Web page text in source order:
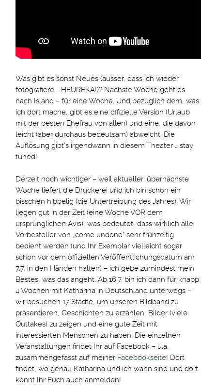
Was gibt es sonst Neues (ausser, dass ich wieder
fotografiere … HEUREKA!)? Nächste Woche geht es
nach Island – für eine Woche. Und bezüglich dem, was
ich dort mache, gibt es eine offizielle Version (Urlaub
mit der besten Ehefrau von allen) und eine, die davon
leicht (aber durchaus bedeutsam) abweicht. Die
Auflösung gibt’s irgendwann in diesem Theater … stay
tuned!
Derzeit noch wichtiger – weil aktueller: übernächste
Woche liefert die Druckerei und ich bin schon ein
bisschen hibbelig (die Untertreibung des Jahres). Wir
liegen gut in der Zeit (eine Woche VOR dem
ursprünglichen Avis), was bedeutet, dass wirklich alle
Vorbesteller von „come undone“ sehr frühzeitig
bedient werden (und Ihr Exemplar vielleicht sogar
schon vor dem offiziellen Veröffentlichungsdatum am
7.7. in den Händen halten) – ich gebe zumindest mein
Bestes, was das angeht. Ab 16.7. bin ich dann für knapp
4 Wochen mit Katharina in Deutschland unterwegs –
wir besuchen 17 Städte, um unseren Bildband zu
präsentieren, Geschichten zu erzählen, Bilder (viele
Outtakes) zu zeigen und eine gute Zeit mit
interessierten Menschen zu haben. Die einzelnen
Veranstaltungen findet Ihr auf Facebook – u.a.
zusammengefasst auf meiner Facebookseite! Dort
findet, wo genau Katharina und ich wann sind und dort
könnt Ihr Euch auch anmelden!